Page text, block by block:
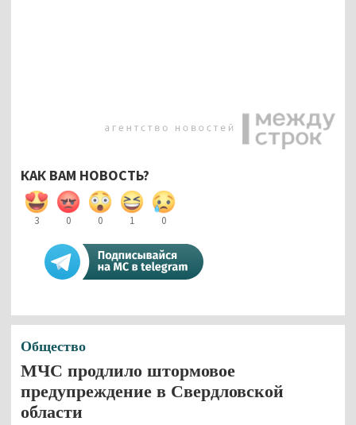
КАК ВАМ НОВОСТЬ?
3 0 0 1 0
Общество
МЧС продлило штормовое
предупреждение в Свердловской
области